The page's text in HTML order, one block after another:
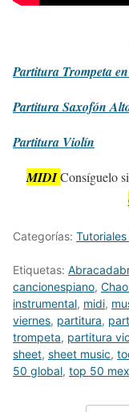
Partitura Trompeta
PartituraSaxofón
Partitura Violín
MIDI Consíguelo
Categorías:
Etiquetas:
cancionespiano,
instrumental, midi,
viernes, partitura,
trompeta, partitura
sheet, sheet music,
50 global, top 50